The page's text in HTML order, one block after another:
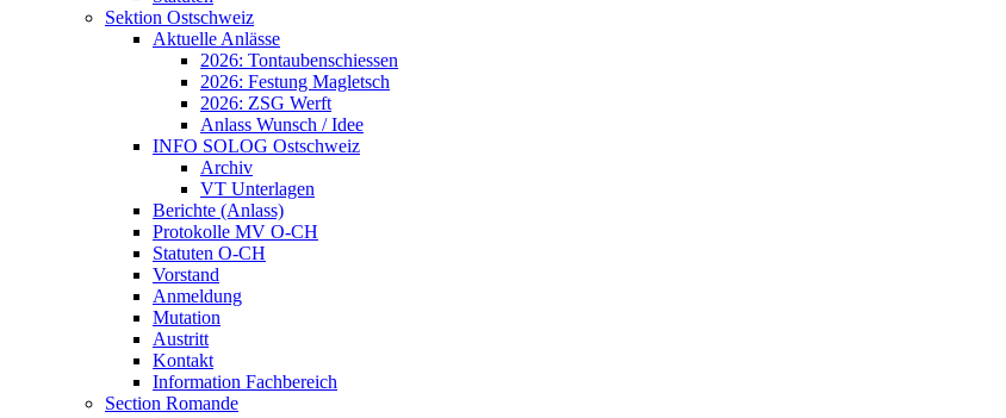
Sektion Ostschweiz
Aktuelle Anlässe
2026: Tontaubenschiessen
2026: Festung Magletsch
2026: ZSG Werft
Anlass Wunsch / Idee
INFO SOLOG Ostschweiz
Archiv
VT Unterlagen
Berichte (Anlass)
Protokolle MV O-CH
Statuten O-CH
Vorstand
Anmeldung
Mutation
Austritt
Kontakt
Information Fachbereich
Section Romande